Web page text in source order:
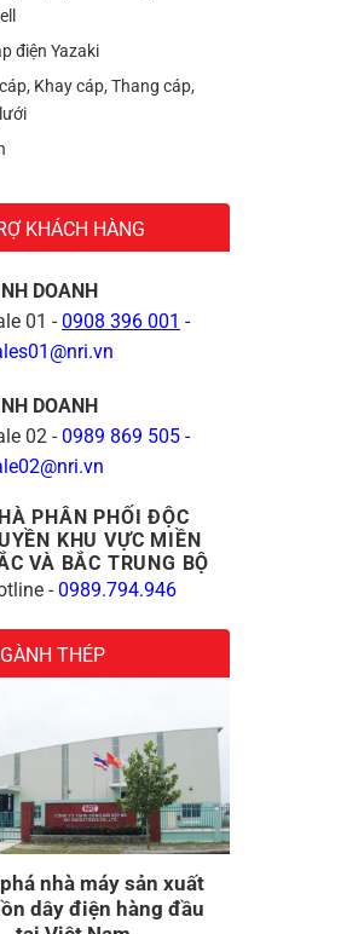
điện Yazaki
Khay cáp, Thang cáp,
KHÁCH HÀNG
DOANH
01 - 0908 396 001 -
DOANH
02 - 0989 869 505 -
PHÂN PHỐI ĐỘC
KHU VỰC MIỀN
VÀ BẮC TRUNG BỘ
- 0989.794.946
THÉP
nhà máy sản xuất
dây điện hàng đầu